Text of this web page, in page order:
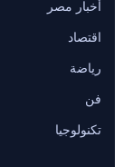
أخبار مصر
اقتصاد
رياضة
فن
تكنولوجيا